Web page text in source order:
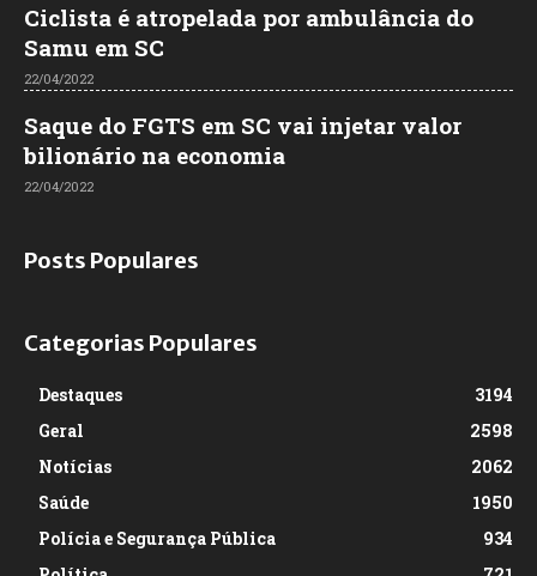
Ciclista é atropelada por ambulância do
Samu em SC
22/04/2022
Saque do FGTS em SC vai injetar valor
bilionário na economia
22/04/2022
Posts Populares
Categorias Populares
Destaques
3194
Geral
2598
Notícias
2062
Saúde
1950
Polícia e Segurança Pública
934